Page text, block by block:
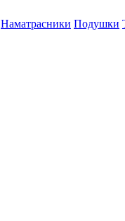
Наматрасники Подушки